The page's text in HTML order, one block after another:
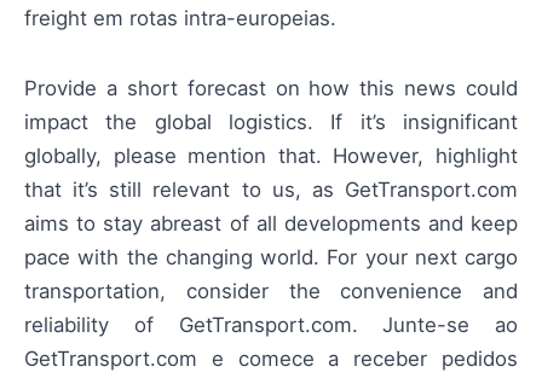
freight em rotas intra-europeias.
Provide a short forecast on how this news could
impact the global logistics. If it’s insignificant
globally, please mention that. However, highlight
that it’s still relevant to us, as GetTransport.com
aims to stay abreast of all developments and keep
pace with the changing world. For your next cargo
transportation, consider the convenience and
reliability of GetTransport.com. Junte-se ao
GetTransport.com e comece a receber pedidos